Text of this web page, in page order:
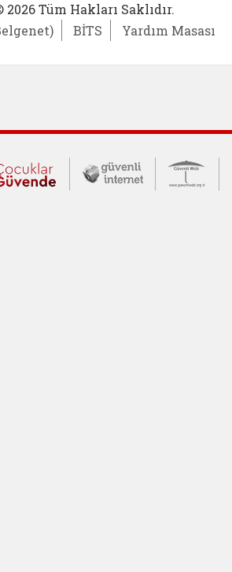
2026 Tüm Hakları Saklıdır.
BİTS Yardım Masası
İletişim Merkezi
Çocuklar Güvende (yeni
Güvenli